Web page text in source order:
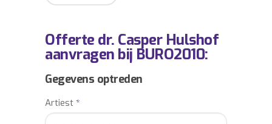
Sociale Wetenschappen van de Universiteit
Utrecht. Hij verzorgt onder andere
onderwijs op het gebied van
wetenschapsfilosofie en geschiedenis van
het onderwijs. Verbinding met de actualiteit
Offerte dr. Casper Hulshof
aanvragen bij BURO2010:
Gegevens optreden
Artiest *